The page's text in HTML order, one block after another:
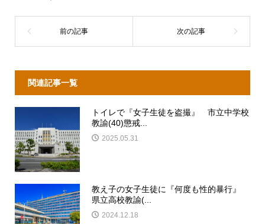
関連記事一覧
トイレで『女子生徒を盗撮』 市立中学校
教諭(40)懲戒...
2025.05.31
教え子の女子生徒に『何度も性的暴行』
県立高校教諭(...
2024.12.18